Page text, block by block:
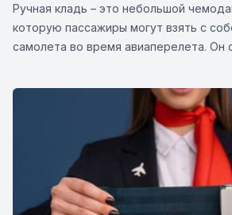
Ручная кладь – это небольшой
которую пассажиры могут взять с
самолета во время авиаперелета. Он
необходимости. Размеры и вес ручной
различаться в зависимости от